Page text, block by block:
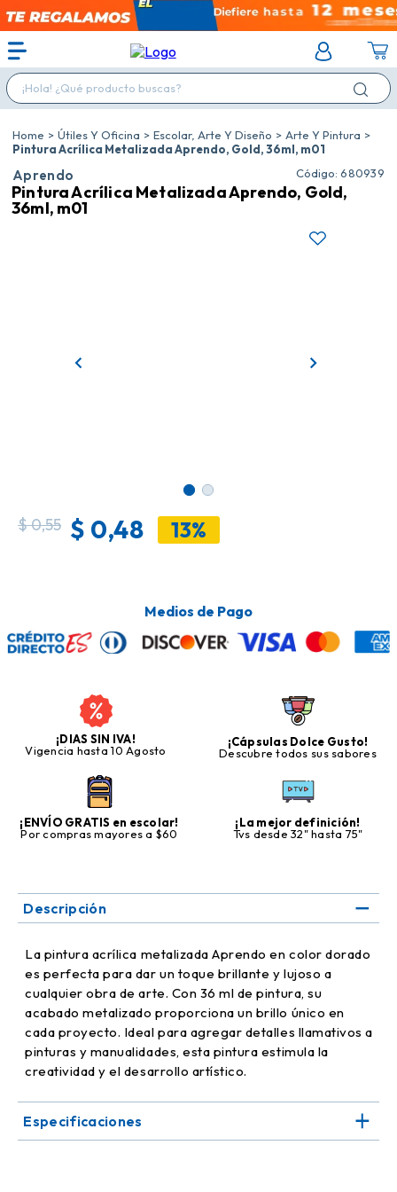
¡Hola! ¿Qué producto buscas?
Útiles Y Oficina Escolar, Arte Y Diseño
Arte Y Pintura
Pintura Acrílica Metalizada Aprendo, Gold, 36ml, m01
Aprendo : 680939
Pintura Acrílica Metalizada Aprendo, Gold,
36ml, m01
$0,55 $ 0,48 13%
Medios de Pago
¡DIAS SIN IVA!
Vigencia hasta 10 Agosto
¡Cápsulas Dolce Gusto!
Descubre todos sus sabores
¡ENVÍO GRATIS en escolar!
Por compras mayores a $60
¡La mejor definición!
Tvs desde 32" hasta 75"
Descripción
La pintura acrílica metalizada Aprendo en color dorado
es perfecta para dar un toque brillante y lujoso a
cualquier obra de arte. Con 36 ml de pintura, su
acabado metalizado proporciona un brillo único en
cada proyecto. Ideal para agregar detalles llamativos a
pinturas y manualidades, esta pintura estimula la
creatividad y el desarrollo artístico.
Especificaciones